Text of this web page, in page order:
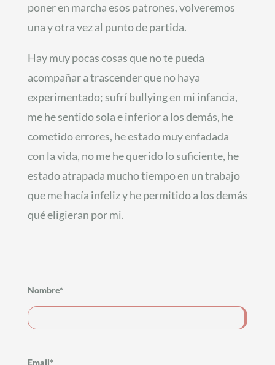
poner en marcha esos patrones, volveremos
una y otra vez al punto de partida.
Hay muy pocas cosas que no te pueda
acompañar a trascender que no haya
experimentado; sufrí bullying en mi infancia,
me he sentido sola e inferior a los demás, he
cometido errores, he estado muy enfadada
con la vida, no me he querido lo suficiente, he
estado atrapada mucho tiempo en un trabajo
que me hacía infeliz y he permitido a los demás
qué eligieran por mi.
Nombre*
Email*